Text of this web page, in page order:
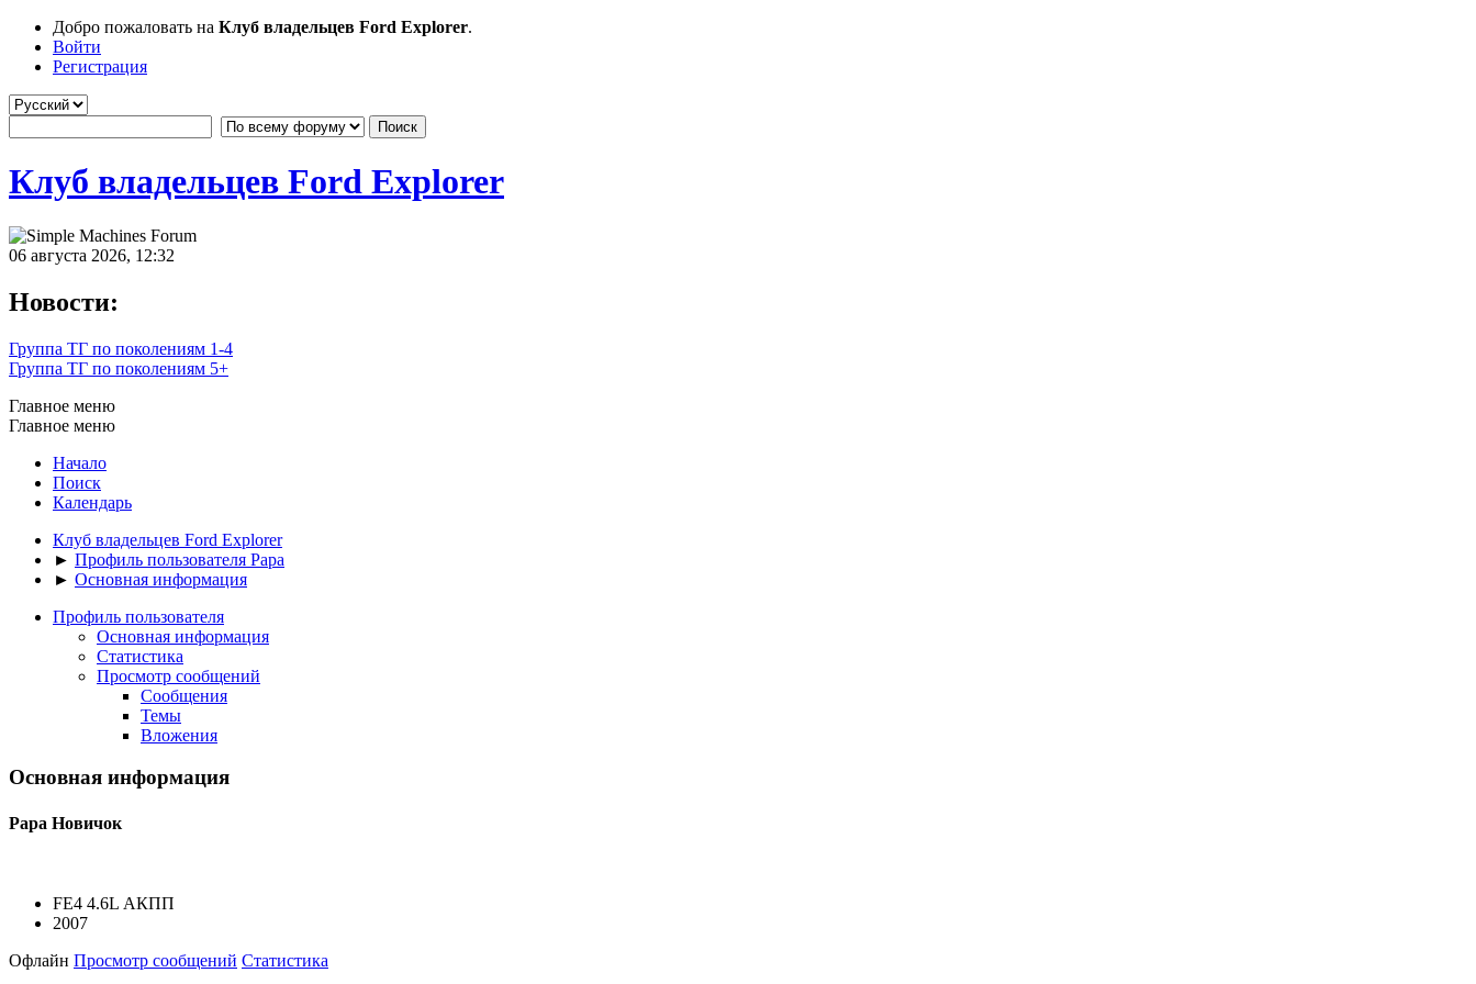
Добро пожаловать на Клуб владельцев Ford Explorer.
Войти
Регистрация
Клуб владельцев Ford Explorer
06 августа 2026, 12:32
Новости:
Группа ТГ по поколениям 1-4
Группа ТГ по поколениям 5+
Главное меню
Главное меню
Начало
Поиск
Календарь
Клуб владельцев Ford Explorer
► Профиль пользователя Papa
► Основная информация
Профиль пользователя
Основная информация
Статистика
Просмотр сообщений
Сообщения
Темы
Вложения
Основная информация
Papa Новичок
FE4 4.6L АКПП
2007
Офлайн Просмотр сообщений Статистика